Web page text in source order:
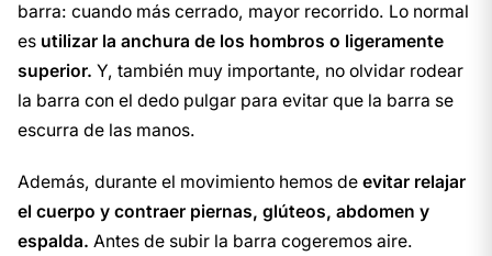
barra: cuando más cerrado, mayor recorrido. Lo normal
es utilizar la anchura de los hombros o ligeramente
superior. Y, también muy importante, no olvidar rodear
la barra con el dedo pulgar para evitar que la barra se
escurra de las manos.
Además, durante el movimiento hemos de evitar relajar
el cuerpo y contraer piernas, glúteos, abdomen y
espalda. Antes de subir la barra cogeremos aire.